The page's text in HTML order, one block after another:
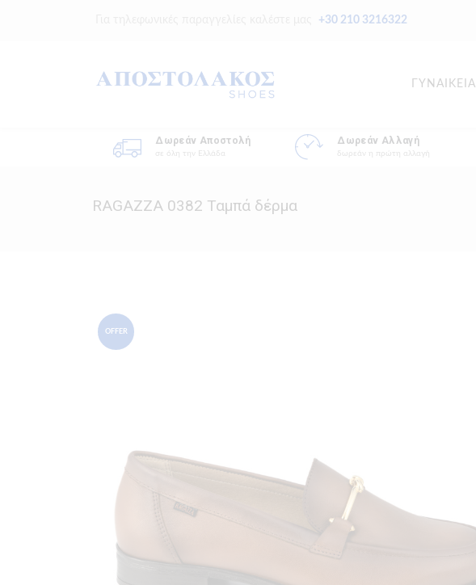
+30 210 3216322
ΓΥΝΑΙΚΕΙΑ
Δωρεάν Αποστολή
σε όλη την Ελλάδα
Δωρεάν Αλλαγή
δωρεάν η πρώτη αλλαγή
RAGAZZA 0382 Ταμπά δέρμα
OFFER